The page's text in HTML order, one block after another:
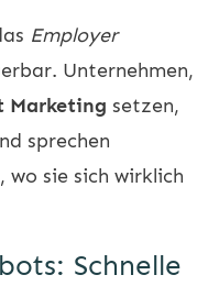
Employer
Unternehmen,
Marketing setzen,
sprechen
sie sich wirklich
Schnelle